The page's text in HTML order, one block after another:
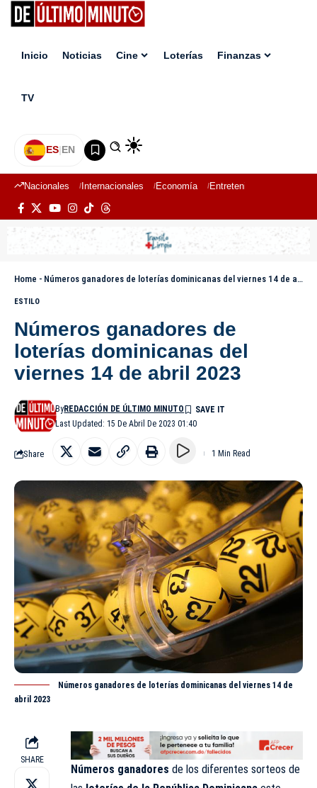
Inicio Noticias Cine Loterías Finanzas
TV
ES|EN
Nacionales Internacionales Economía Entretenimiento
Home - Números ganadores de loterías dominicanas del viernes 14 de abril 2023
ESTILO
Números ganadores de
loterías dominicanas del
viernes 14 de abril 2023
Last Updated: 15 De Abril De 2023 01:40
ByREDACCIÓN DE ÚLTIMO MINUTO
Share 1 Min Read
Números ganadores de loterías dominicanas del viernes 14 de
abril 2023
SHARE
Números ganadores de los diferentes sorteos de